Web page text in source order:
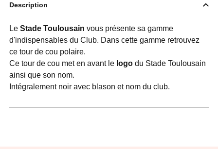
Description
Le Stade Toulousain vous présente sa gamme
d'indispensables du Club. Dans cette gamme retrouvez
ce tour de cou polaire.
Ce tour de cou met en avant lelogodu Stade Toulousain
ainsi que son nom.
Intégralement noir avec blason et nom du club.